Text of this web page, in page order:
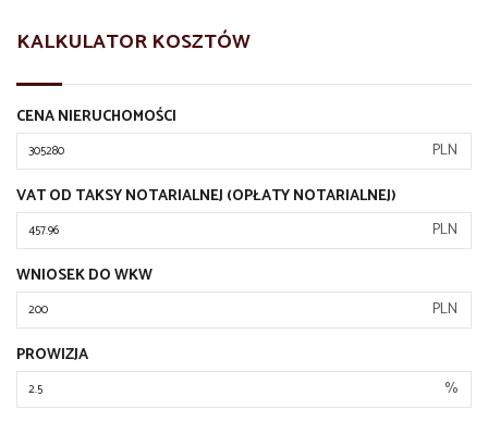
KALKULATOR KOSZTÓW
CENA NIERUCHOMOŚCI
PLN
VAT OD TAKSY NOTARIALNEJ (OPŁATY NOTARIALNEJ)
PLN
WNIOSEK DO WKW
PLN
PROWIZJA
%